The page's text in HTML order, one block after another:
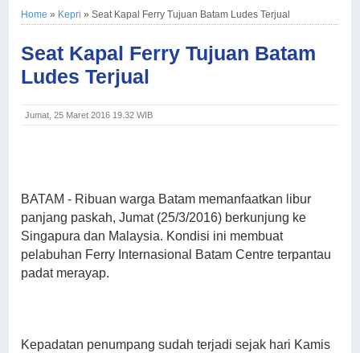
Home » Kepri »Seat Kapal Ferry Tujuan Batam Ludes Terjual
Seat Kapal Ferry Tujuan Batam
Ludes Terjual
Jumat, 25 Maret 2016 19.32 WIB
BATAM- Ribuan warga Batam memanfaatkan libur
panjang paskah, Jumat (25/3/2016) berkunjung ke
Singapura dan Malaysia. Kondisi ini membuat
pelabuhan Ferry Internasional Batam Centre terpantau
padat merayap.
Kepadatan penumpang sudah terjadi sejak hari Kamis